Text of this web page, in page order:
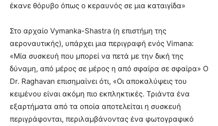
έκανε θόρυβο όπως ο κεραυνός σε μια καταιγίδα»
Στο αρχαίο Vymanka-Shastra (η επιστήμη της
αεροναυτικής), υπάρχει μια περιγραφή ενός Vimana:
«Μία συσκευή που μπορεί να πετά με την δική της
δύναμη, από μέρος σε μέρος η από σφαίρα σε σφαίρα» Ο
Dr. Raghavan επισημαίνει ότι, «Οι αποκαλύψεις του
κειμένου είναι ακόμη πιο εκπληκτικές. Τριάντα ένα
εξαρτήματα από τα οποία αποτελείται η συσκευή
περιγράφονται, περιλαμβάνοντας ένα φωτογραφικό